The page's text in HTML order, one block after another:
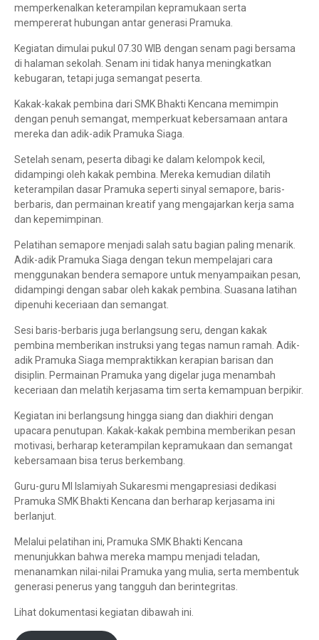
memperkenalkan keterampilan kepramukaan serta
mempererat hubungan antar generasi Pramuka.
Kegiatan dimulai pukul 07.30 WIB dengan senam pagi bersama
di halaman sekolah. Senam ini tidak hanya meningkatkan
kebugaran, tetapi juga semangat peserta.
Kakak-kakak pembina dari SMK Bhakti Kencana memimpin
dengan penuh semangat, memperkuat kebersamaan antara
mereka dan adik-adik Pramuka Siaga.
Setelah senam, peserta dibagi ke dalam kelompok kecil,
didampingi oleh kakak pembina. Mereka kemudian dilatih
keterampilan dasar Pramuka seperti sinyal semapore, baris-
berbaris, dan permainan kreatif yang mengajarkan kerja sama
dan kepemimpinan.
Pelatihan semapore menjadi salah satu bagian paling menarik.
Adik-adik Pramuka Siaga dengan tekun mempelajari cara
menggunakan bendera semapore untuk menyampaikan pesan,
didampingi dengan sabar oleh kakak pembina. Suasana latihan
dipenuhi keceriaan dan semangat.
Sesi baris-berbaris juga berlangsung seru, dengan kakak
pembina memberikan instruksi yang tegas namun ramah. Adik-
adik Pramuka Siaga mempraktikkan kerapian barisan dan
disiplin. Permainan Pramuka yang digelar juga menambah
keceriaan dan melatih kerjasama tim serta kemampuan berpikir.
Kegiatan ini berlangsung hingga siang dan diakhiri dengan
upacara penutupan. Kakak-kakak pembina memberikan pesan
motivasi, berharap keterampilan kepramukaan dan semangat
kebersamaan bisa terus berkembang.
Guru-guru MI Islamiyah Sukaresmi mengapresiasi dedikasi
Pramuka SMK Bhakti Kencana dan berharap kerjasama ini
berlanjut.
Melalui pelatihan ini, Pramuka SMK Bhakti Kencana
menunjukkan bahwa mereka mampu menjadi teladan,
menanamkan nilai-nilai Pramuka yang mulia, serta membentuk
generasi penerus yang tangguh dan berintegritas.
Lihat dokumentasi kegiatan dibawah ini.